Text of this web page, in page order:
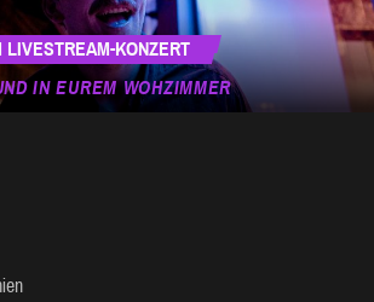
LIVESTREAM-KONZERT
IN EUREM WOHZIMMER